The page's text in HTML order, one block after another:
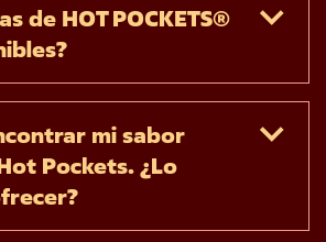
de HOT POCKETS®
mi sabor
Pockets. ¿Lo